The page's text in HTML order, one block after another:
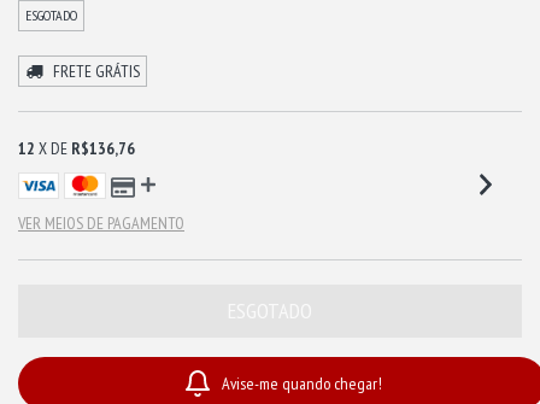
ESGOTADO
FRETE GRÁTIS
12 X DE R$136,76
VER MEIOS DE PAGAMENTO
Avise-me quando chegar!